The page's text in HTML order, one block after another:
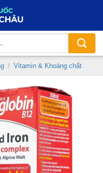
/ Vitamin & Khoáng chất